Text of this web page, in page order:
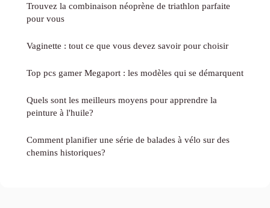
Trouvez la combinaison néoprène de triathlon parfaite
pour vous
Vaginette : tout ce que vous devez savoir pour choisir
Top pcs gamer Megaport : les modèles qui se démarquent
Quels sont les meilleurs moyens pour apprendre la
peinture à l'huile?
Comment planifier une série de balades à vélo sur des
chemins historiques?